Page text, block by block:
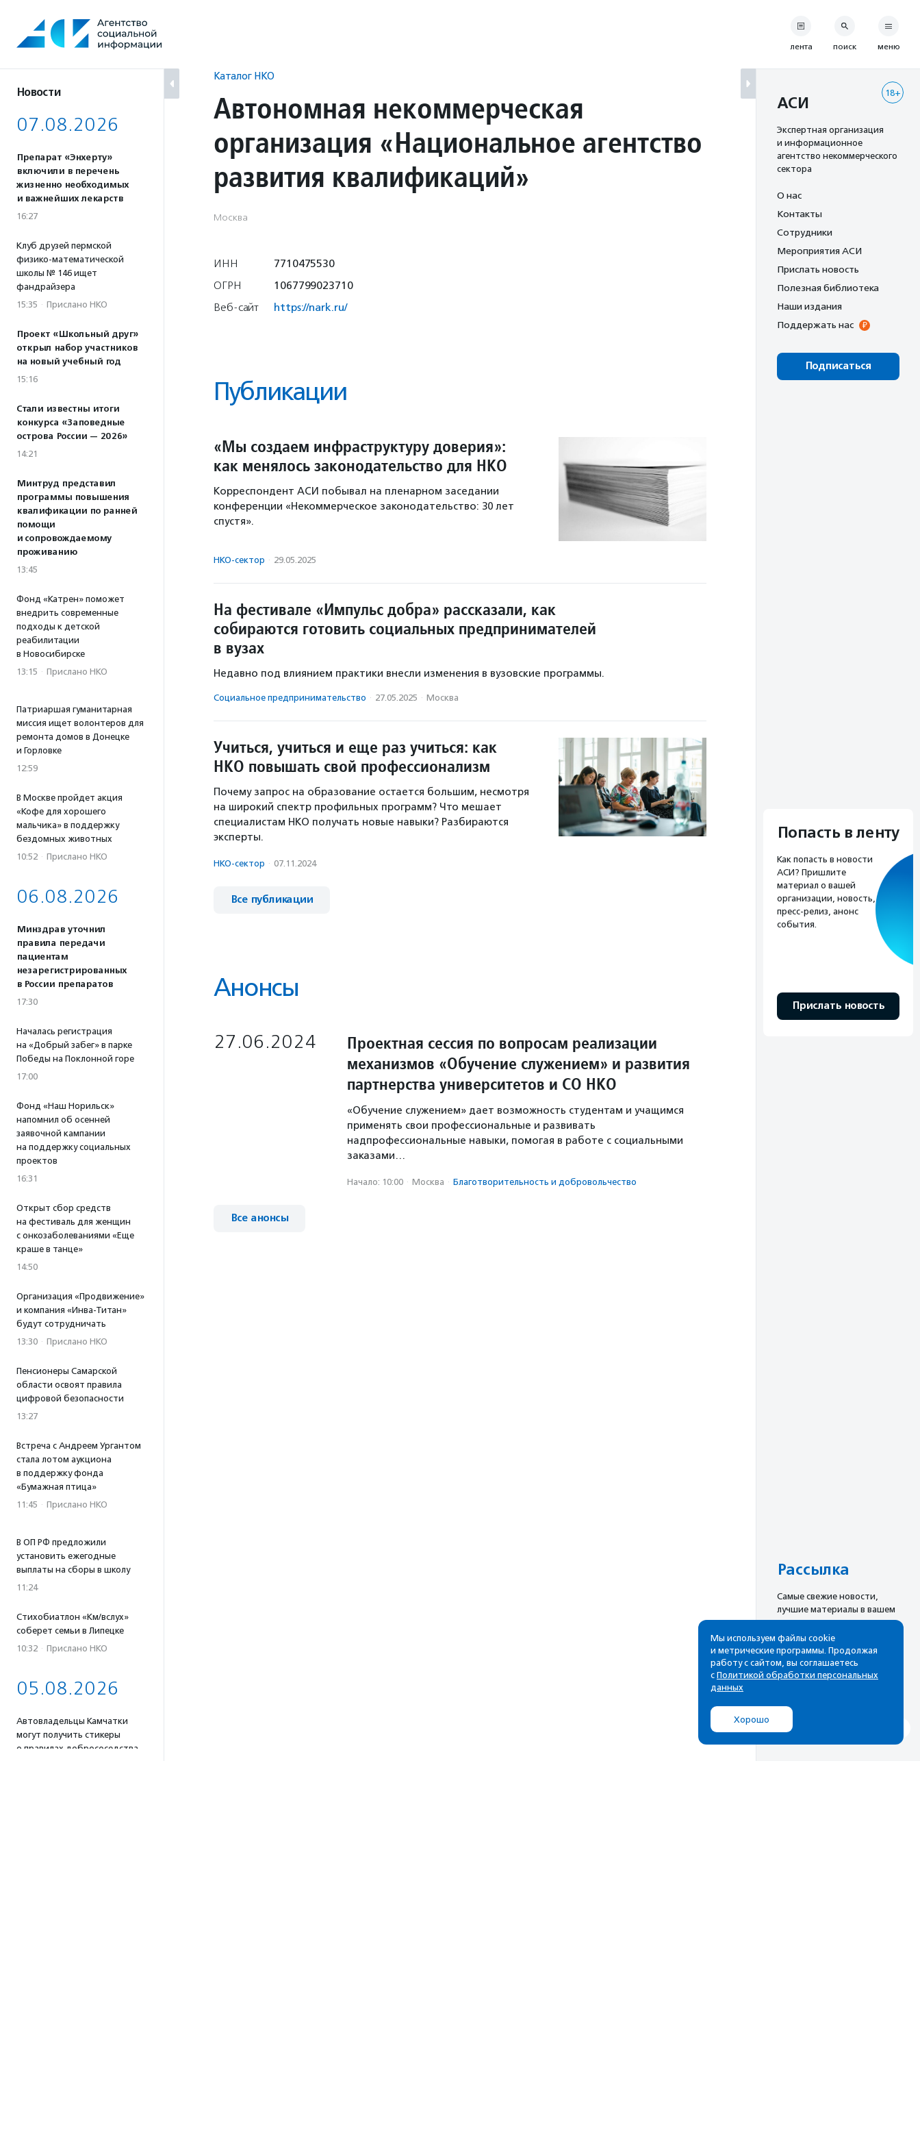
содержанию
Новости
07.08.2026
Препарат «Энхерту»
включили в перечень
жизненно необходимых
и важнейших лекарств
16:27
Клуб друзей пермской
физико-математической
школы № 146 ищет
фандрайзера
15:35 · Прислано НКО
Проект «Школьный друг»
открыл набор участников
на новый учебный год
15:16
Стали известны итоги
конкурса «Заповедные
острова России — 2026»
14:21
Минтруд представил
программы повышения
квалификации по ранней
помощи
и сопровождаемому
проживанию
13:45
Фонд «Катрен» поможет
внедрить современные
подходы к детской
реабилитации
в Новосибирске
13:15 · Прислано НКО
Патриаршая гуманитарная
миссия ищет волонтеров для
ремонта домов в Донецке
и Горловке
12:59
В Москве пройдет акция
«Кофе для хорошего
мальчика» в поддержку
бездомных животных
10:52 · Прислано НКО
06.08.2026
Минздрав уточнил
правила передачи
пациентам
незарегистрированных
в России препаратов
17:30
Началась регистрация
на «Добрый забег» в парке
Победы на Поклонной горе
17:00
Фонд «Наш Норильск»
напомнил об осенней
заявочной кампании
на поддержку социальных
проектов
16:31
Открыт сбор средств
на фестиваль для женщин
с онкозаболеваниями «Еще
краше в танце»
14:50
Организация «Продвижение»
и компания «Инва-Титан»
будут сотрудничать
13:30 · Прислано НКО
Пенсионеры Самарской
области освоят правила
цифровой безопасности
13:27
Встреча с Андреем Ургантом
стала лотом аукциона
в поддержку фонда
«Бумажная птица»
11:45 · Прислано НКО
В ОП РФ предложили
установить ежегодные
выплаты на сборы в школу
11:24
Стихобиатлон «Км/вслух»
соберет семьи в Липецке
10:32 · Прислано НКО
05.08.2026
Автовладельцы Камчатки
могут получить стикеры
о правилах добрососедства
Каталог НКО
Автономная некоммерческая
организация «Национальное агентство
развития квалификаций»
Москва
ИНН
7710475530
ОГРН
1067799023710
Веб-сайт
https://nark.ru/
Публикации
«Мы создаем инфраструктуру доверия»:
как менялось законодательство для НКО
Корреспондент АСИ побывал на пленарном заседании
конференции «Некоммерческое законодательство: 30 лет
спустя».
НКО-сектор · 29.05.2025
На фестивале «Импульс добра» рассказали, как
собираются готовить социальных предпринимателей
в вузах
Недавно под влиянием практики внесли изменения в вузовские программы.
Социальное предпри­нима­тель­ство · 27.05.2025 · Москва
Учиться, учиться и еще раз учиться: как
НКО повышать свой профессионализм
Почему запрос на образование остается большим, несмотря
на широкий спектр профильных программ? Что мешает
специалистам НКО получать новые навыки? Разбираются
эксперты.
НКО-сектор · 07.11.2024
Все публикации
Анонсы
27.06.2024
Проектная сессия по вопросам реализации
механизмов «Обучение служением» и развития
партнерства университетов и СО НКО
«Обучение служением» дает возможность студентам и учащимся
применять свои профессиональные и развивать
надпрофессиональные навыки, помогая в работе с социальными
заказами…
Начало: 10:00 · Москва · Благотвори­тель­ность и доброволь­чест­во
Все анонсы
лента поиск меню
18+
АСИ
Экспертная организация
и информационное
агентство некоммерческого
сектора
О нас
Контакты
Сотрудники
Мероприятия АСИ
Прислать новость
Полезная библиотека
Наши издания
Поддержать нас
Подписаться
Попасть в ленту
Как попасть в новости
АСИ? Пришлите
материал о вашей
организации, новость,
пресс-релиз, анонс
события.
Прислать новость
Рассылка
Cамые свежие новости,
лучшие материалы в вашем
почтовом ящике
Подписаться
Мы используем файлы cookie
и метрические программы. Продолжая
работу с сайтом, вы соглашаетесь
с Политикой обработки персональных
данных
Хорошо